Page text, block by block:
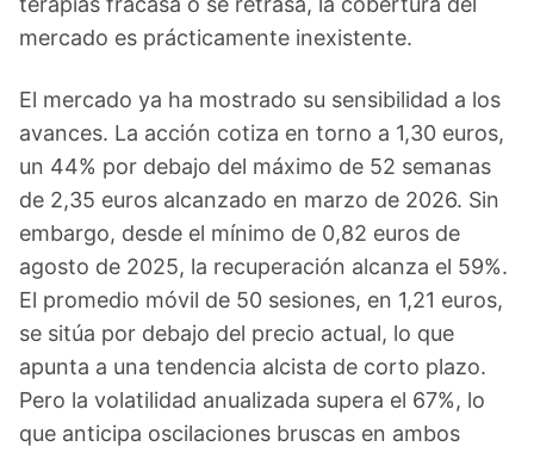
mercado es prácticamente inexistente.
El mercado ya ha mostrado su sensibilidad a los
avances. La acción cotiza en torno a 1,30 euros,
un 44% por debajo del máximo de 52 semanas
de 2,35 euros alcanzado en marzo de 2026. Sin
embargo, desde el mínimo de 0,82 euros de
agosto de 2025, la recuperación alcanza el 59%.
El promedio móvil de 50 sesiones, en 1,21 euros,
se sitúa por debajo del precio actual, lo que
apunta a una tendencia alcista de corto plazo.
Pero la volatilidad anualizada supera el 67%, lo
que anticipa oscilaciones bruscas en ambos